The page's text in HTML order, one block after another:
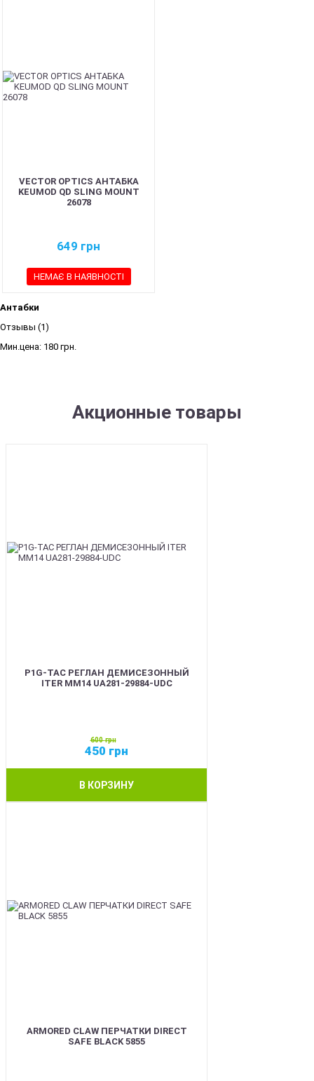
VECTOR OPTICS АНТАБКА
KEUMOD QD SLING MOUNT
26078
649 грн
НЕМАЄ В НАЯВНОСТІ
Антабки
Отзывы (1)
Мин.цена: 180 грн.
Акционные товары
P1G-TAC РЕГЛАН ДЕМИСЕЗОННЫЙ
ITER ММ14 UA281-29884-UDC
600грн
450 грн
В КОРЗИНУ
ARMORED CLAW ПЕРЧАТКИ DIRECT
SAFE BLACK 5855